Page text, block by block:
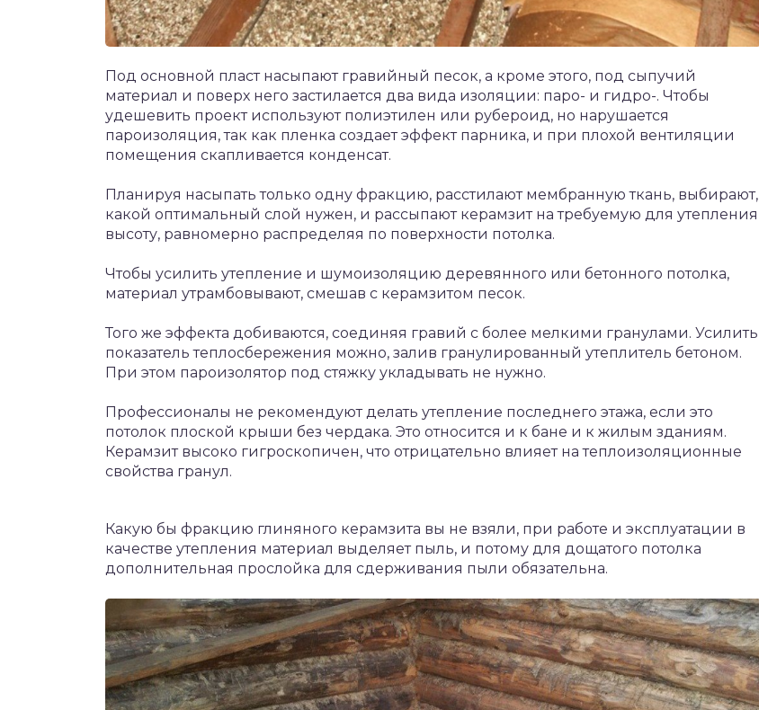
Под основной пласт насыпают гравийный песок, а кроме этого, под сыпучий
материал и поверх него застилается два вида изоляции: паро- и гидро-. Чтобы
удешевить проект используют полиэтилен или рубероид, но нарушается
пароизоляция, так как пленка создает эффект парника, и при плохой вентиляции
помещения скапливается конденсат.
Планируя насыпать только одну фракцию, расстилают мембранную ткань, выбирают,
какой оптимальный слой нужен, и рассыпают керамзит на требуемую для утепления
высоту, равномерно распределяя по поверхности потолка.
Чтобы усилить утепление и шумоизоляцию деревянного или бетонного потолка,
материал утрамбовывают, смешав с керамзитом песок.
Того же эффекта добиваются, соединяя гравий с более мелкими гранулами. Усилить
показатель теплосбережения можно, залив гранулированный утеплитель бетоном.
При этом пароизолятор под стяжку укладывать не нужно.
Профессионалы не рекомендуют делать утепление последнего этажа, если это
потолок плоской крыши без чердака. Это относится и к бане и к жилым зданиям.
Керамзит высоко гигроскопичен, что отрицательно влияет на теплоизоляционные
свойства гранул.
Какую бы фракцию глиняного керамзита вы не взяли, при работе и эксплуатации в
качестве утепления материал выделяет пыль, и потому для дощатого потолка
дополнительная прослойка для сдерживания пыли обязательна.